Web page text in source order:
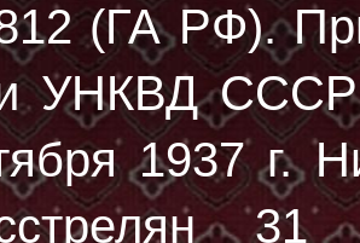
(ГА РФ).
УНКВД СССР
1937 г.
31